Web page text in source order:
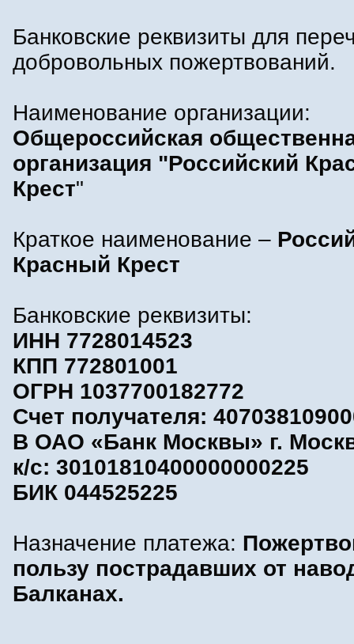
Банковские реквизиты для
добровольных пожертвований.
Наименование организации:
Общероссийская
организация "Российский
Крест"
Краткое наименование –
Красный Крест
Банковские реквизиты:
ИНН 7728014523
КПП 772801001
ОГРН 1037700182772
Счет получателя:
В ОАО «Банк Москвы» г.
к/с: 30101810400000000225
БИК 044525225
Назначение платежа:
пользу пострадавших от
Балканах.